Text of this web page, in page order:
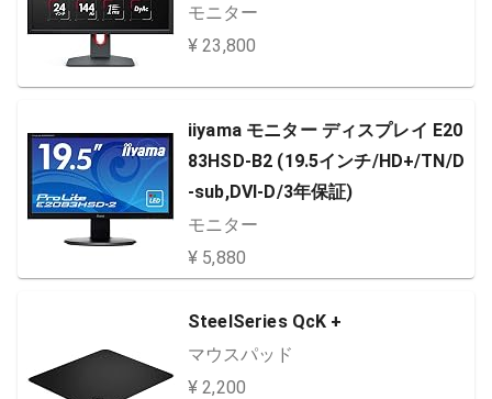
モニター
¥ 23,800
iiyama モニター ディスプレイ E20
83HSD-B2 (19.5インチ/HD+/TN/D
-sub,DVI-D/3年保証)
モニター
¥ 5,880
SteelSeries QcK +
マウスパッド
¥ 2,200